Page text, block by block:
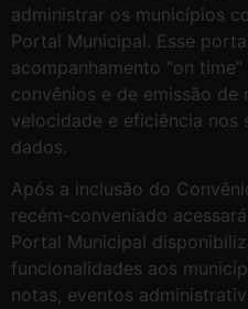
administrar os municípios
Portal Municipal. Esse
acompanhamento “on
convênios e de emissão de
velocidade e eficiência nos
dados.
Após a inclusão do
recém-conveniado
Portal Municipal
funcionalidades aos
notas, eventos